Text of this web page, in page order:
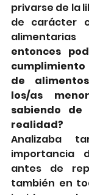
privarse de la
de carácter
entonces
de
los/as
sabiendo de
realidad?
Analizaba
importancia
antes de
también en